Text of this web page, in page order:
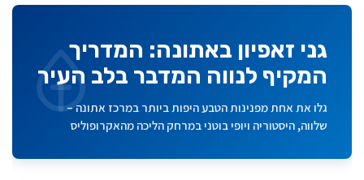
גני זאפיון באתונה: המדריך
המקיף לנווה המדבר בלב העיר
גלו את אחת מפנינות הטבע היפות ביותר במרכז אתונה –
שלווה, היסטוריה ויופי בוטני במרחק הליכה מהאקרופוליס